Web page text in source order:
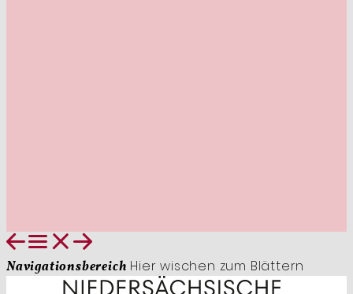
Navigationsbereich Hier wischen zum Blättern